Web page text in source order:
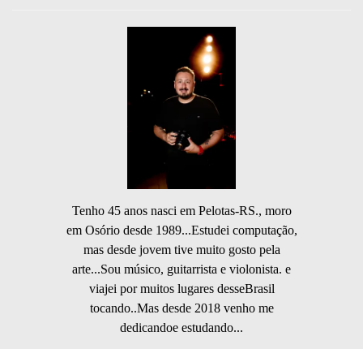
Tenho 45 anos nasci em Pelotas-RS., moro
em Osório desde 1989...Estudei computação,
mas desde jovem tive muito gosto pela
arte...Sou músico, guitarrista e violonista. e
viajei por muitos lugares desseBrasil
tocando..Mas desde 2018 venho me
dedicandoe estudando...